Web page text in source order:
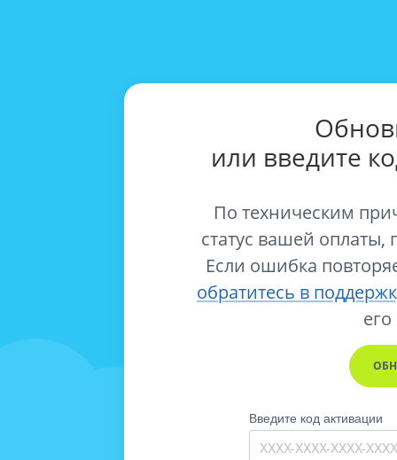
или введите
По техническим
статус вашей оплаты,
Если ошибка
обратитесь в
его
Введите код активации